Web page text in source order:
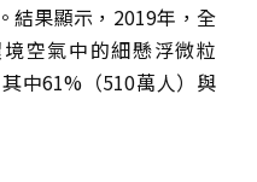
結果顯示，2019年，全
空氣中的細懸浮微粒
中61%（510萬人）與